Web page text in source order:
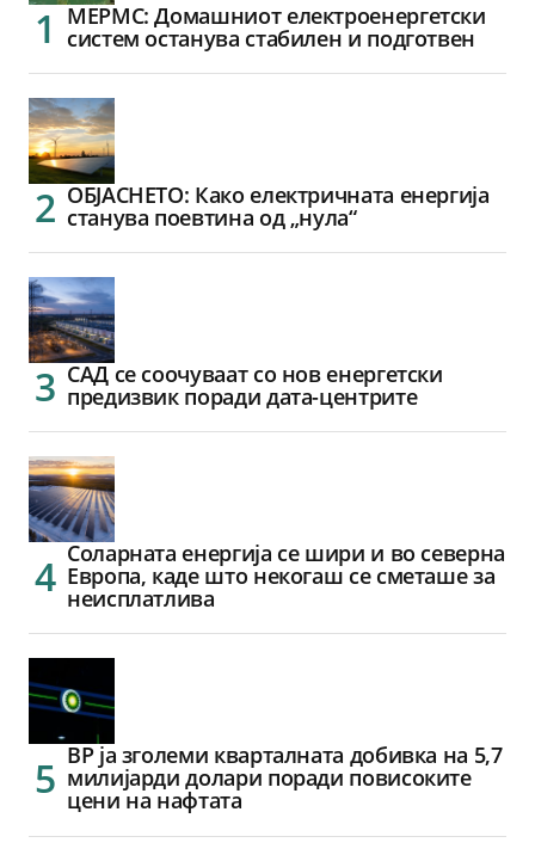
МЕРМС: Домашниот електроенергетски
систем останува стабилен и подготвен
ОБЈАСНЕТО: Како електричната енергија
станува поевтина од „нула“
САД се соочуваат со нов енергетски
предизвик поради дата-центрите
Соларната енергија се шири и во северна
Европа, каде што некогаш се сметаше за
неисплатлива
BP ја зголеми кварталната добивка на 5,7
милијарди долари поради повисоките
цени на нафтата